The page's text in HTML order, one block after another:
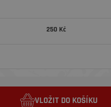
250 Kč
VLOŽIT DO KOŠÍKU